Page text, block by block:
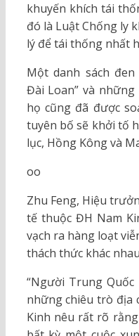
khuyến khích tái
đó là Luật Chống ly
lý để tái thống nhất
Một danh sách
Đài Loan” và
họ cũng đã được
tuyên bố sẽ khởi tố
lục, Hồng Kông và
oo
Zhu Feng, Hiệu
tế thuộc ĐH Nam
vạch ra hàng loạt
thách thức khác
“Người Trung
những chiêu trò địa
Kinh nêu rất rõ